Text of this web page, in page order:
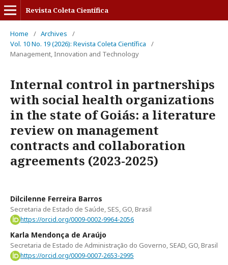
Revista Coleta Científica
Home / Archives
/
Vol. 10 No. 19 (2026): Revista Coleta Científica
/
Management, Innovation and Technology
Internal control in partnerships
with social health organizations
in the state of Goiás: a literature
review on management
contracts and collaboration
agreements (2023-2025)
Dilcilenne Ferreira Barros
Secretaria de Estado de Saúde, SES, GO, Brasil
https://orcid.org/0009-0002-9964-2056
Karla Mendonça de Araújo
Secretaria de Estado de Administração do Governo, SEAD, GO, Brasil
https://orcid.org/0009-0007-2653-2995